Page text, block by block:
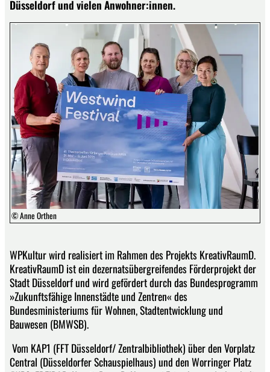
Düsseldorf und vielen Anwohner:innen.
© Anne Orthen
WPKultur wird realisiert im Rahmen des Projekts KreativRaumD.
KreativRaumD ist ein dezernatsübergreifendes Förderprojekt der
Stadt Düsseldorf und wird gefördert durch das Bundesprogramm
»Zukunftsfähige Innenstädte und Zentren« des
Bundesministeriums für Wohnen, Stadtentwicklung und
Bauwesen (BMWSB).
Vom KAP1 (FFT Düsseldorf/ Zentralbibliothek) über den Vorplatz
Central (Düsseldorfer Schauspielhaus) und den Worringer Platz